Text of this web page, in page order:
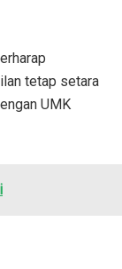
tetap setara
UMK